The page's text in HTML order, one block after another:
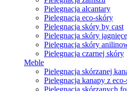
Pielęgnacja alcantary
Pielęgnacja eco-skóry
Pielęgnacja skóry by cast
Pielęgnacja skóry
Pielęgnacja skóry
Pielęgnacja czarnej skóry
Meble
Pielęgnacja skórzanej
Pielęgnacja kanapy z
Pielęgnacja skórzanych